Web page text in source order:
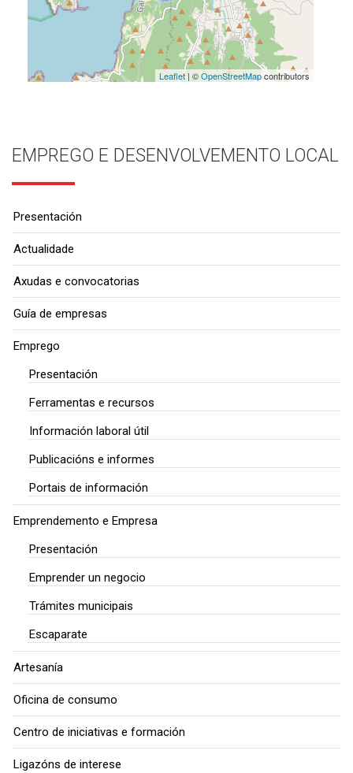
Leaflet| ©OpenStreetMapcontributors
EMPREGO E DESENVOLVEMENTO LOCAL
Presentación
Actualidade
Axudas e convocatorias
Guía de empresas
Emprego
Presentación
Ferramentas e recursos
Información laboral útil
Publicacións e informes
Portais de información
Emprendemento e Empresa
Presentación
Emprender un negocio
Trámites municipais
Escaparate
Artesanía
Oficina de consumo
Centro de iniciativas e formación
Ligazóns de interese